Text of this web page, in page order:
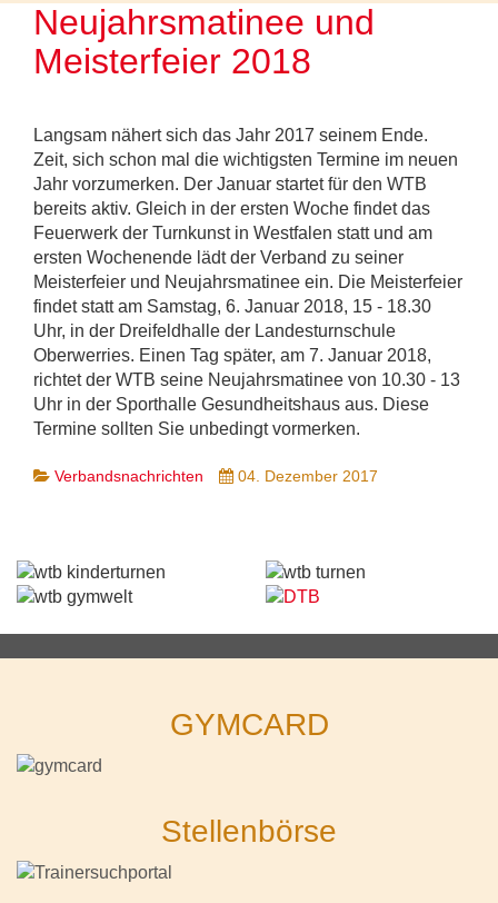
Neujahrsmatinee und
Meisterfeier 2018
Langsam nähert sich das Jahr 2017 seinem Ende.
Zeit, sich schon mal die wichtigsten Termine im neuen
Jahr vorzumerken. Der Januar startet für den WTB
bereits aktiv. Gleich in der ersten Woche findet das
Feuerwerk der Turnkunst in Westfalen statt und am
ersten Wochenende lädt der Verband zu seiner
Meisterfeier und Neujahrsmatinee ein. Die Meisterfeier
findet statt am Samstag, 6. Januar 2018, 15 - 18.30
Uhr, in der Dreifeldhalle der Landesturnschule
Oberwerries. Einen Tag später, am 7. Januar 2018,
richtet der WTB seine Neujahrsmatinee von 10.30 - 13
Uhr in der Sporthalle Gesundheitshaus aus. Diese
Termine sollten Sie unbedingt vormerken.
Verbandsnachrichten 04. Dezember 2017
GYMCARD
Stellenbörse